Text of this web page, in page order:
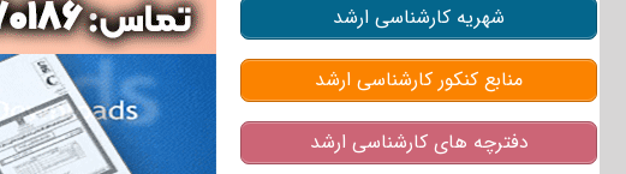
شهریه کارشناسی ارشد
منابع کنکور کارشناسی ارشد
دفترچه های کارشناسی ارشد